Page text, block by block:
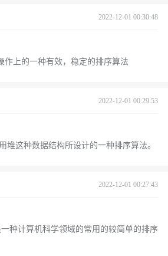
2022-12-01 00:30:48
作上的一种有效，稳定的排序算法
2022-12-01 00:29:53
堆这种数据结构所设计的一种排序算法。
2022-12-01 00:27:43
种计算机科学领域的常用的较简单的排序